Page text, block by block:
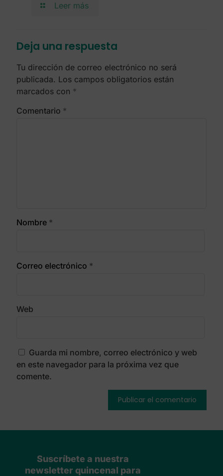
Leer más
Deja una respuesta
Tu dirección de correo electrónico no será
publicada. Los campos obligatorios están
marcados con *
Comentario *
Nombre *
Correo electrónico *
Web
Guarda mi nombre, correo electrónico y web
en este navegador para la próxima vez que
comente.
Suscríbete a nuestra
newsletter quincenal para